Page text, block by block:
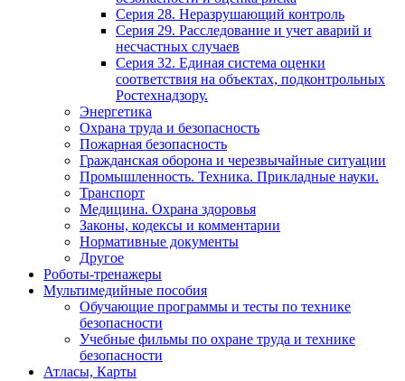
Серия 28. Неразрушающий контроль
Серия 29. Расследование и учет аварий и
несчастных случаев
Серия 32. Единая система оценки
соответствия на объектах, подконтрольных
Ростехнадзору.
Энергетика
Охрана труда и безопасность
Пожарная безопасность
Гражданская оборона и черезвычайные ситуации
Промышленность. Техника. Прикладные науки.
Транспорт
Медицина. Охрана здоровья
Законы, кодексы и комментарии
Нормативные документы
Другое
Роботы-тренажеры
Мультимедийные пособия
Обучающие программы и тесты по технике
безопасности
Учебные фильмы по охране труда и технике
безопасности
Атласы, Карты